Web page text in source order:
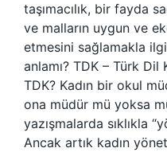
taşımacılık, bir fayda
ve malların uygun ve
etmesini sağlamakla
anlamı? TDK – Türk
TDK? Kadın bir okul
ona müdür mü yoksa
yazışmalarda sıklıkla
Ancak artık kadın